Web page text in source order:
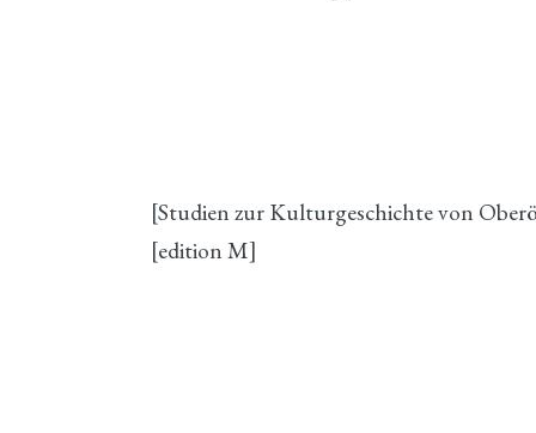
[Studien zur Kulturgeschichte von
[edition M]